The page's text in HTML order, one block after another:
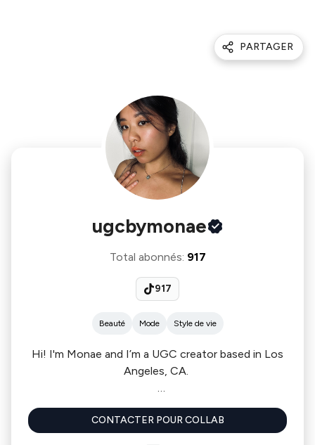
PARTAGER
ugcbymonae
Total abonnés: 917
917
Beauté Mode Style de vie
Hi! I'm Monae and I’m a UGC creator based in Los
Angeles, CA.
I specialize in creating beauty and lifestyle content
to increase ROAs and build deeper connections
CONTACTER POUR COLLAB